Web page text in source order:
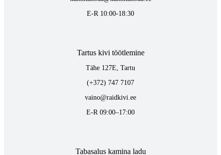
E-R 10:00-18:30
Tartus kivi töötlemine
Tähe 127E, Tartu
(+372) 747 7107
vaino@raidkivi.ee
E-R 09:00–17:00
Tabasalus kamina ladu